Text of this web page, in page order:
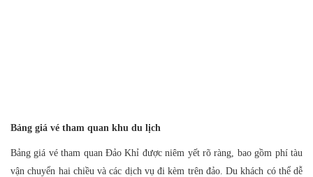
Bảng giá vé tham quan khu du lịch
Bảng giá vé tham quan Đảo Khỉ được niêm yết rõ ràng, bao gồm phí tàu
vận chuyển hai chiều và các dịch vụ đi kèm trên đảo. Du khách có thể dễ